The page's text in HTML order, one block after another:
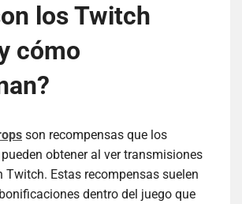
los Twitch
cómo
son recompensas que los
obtener al ver transmisiones
Twitch. Estas recompensas suelen
dentro del juego que